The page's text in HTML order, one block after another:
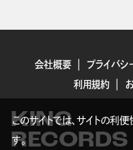
会社概要 プライバシ
利用規約
KING
RECORDS
このサイトでは、サイトの利
す。